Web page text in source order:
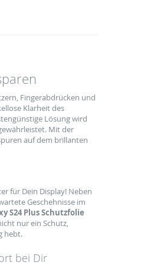
Fingerabdrücken und
Klarheit des
Lösung wird
Mit der
auf dem brillanten
für Dein Display! Neben
Geschehnisse im
S24 Plus Schutzfolie
nur ein Schutz,
hebt.
bei Dir